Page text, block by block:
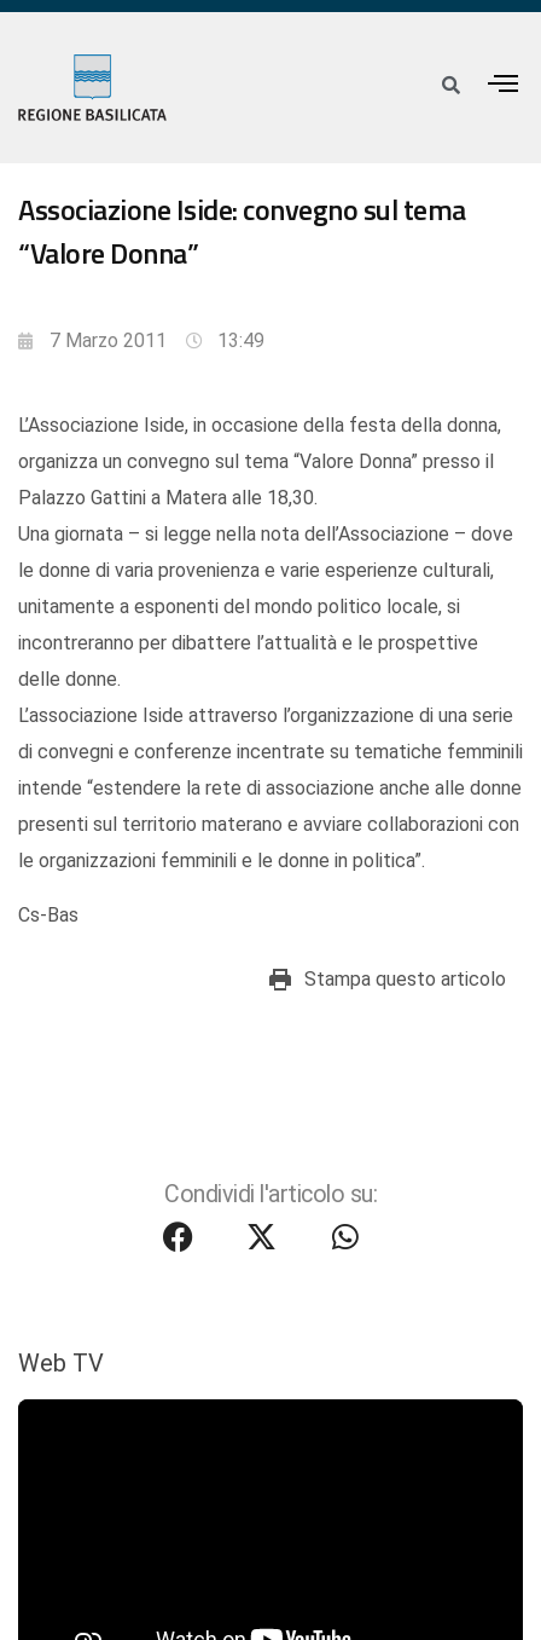
Associazione Iside: convegno sul tema
“Valore Donna”
7 Marzo 2011 13:49
L’Associazione Iside, in occasione della festa della donna,
organizza un convegno sul tema “Valore Donna” presso il
Palazzo Gattini a Matera alle 18,30.
Una giornata – si legge nella nota dell’Associazione – dove
le donne di varia provenienza e varie esperienze culturali,
unitamente a esponenti del mondo politico locale, si
incontreranno per dibattere l’attualità e le prospettive
delle donne.
L’associazione Iside attraverso l’organizzazione di una serie
di convegni e conferenze incentrate su tematiche femminili
intende “estendere la rete di associazione anche alle donne
presenti sul territorio materano e avviare collaborazioni con
le organizzazioni femminili e le donne in politica”.
Cs-Bas
Stampa questo articolo
Condividi l'articolo su:
Web TV